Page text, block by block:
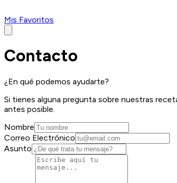
Mis Favoritos
Contacto
¿En qué podemos ayudarte?
Si tienes alguna pregunta sobre nuestras
antes posible.
Nombre
Correo Electrónico
Asunto